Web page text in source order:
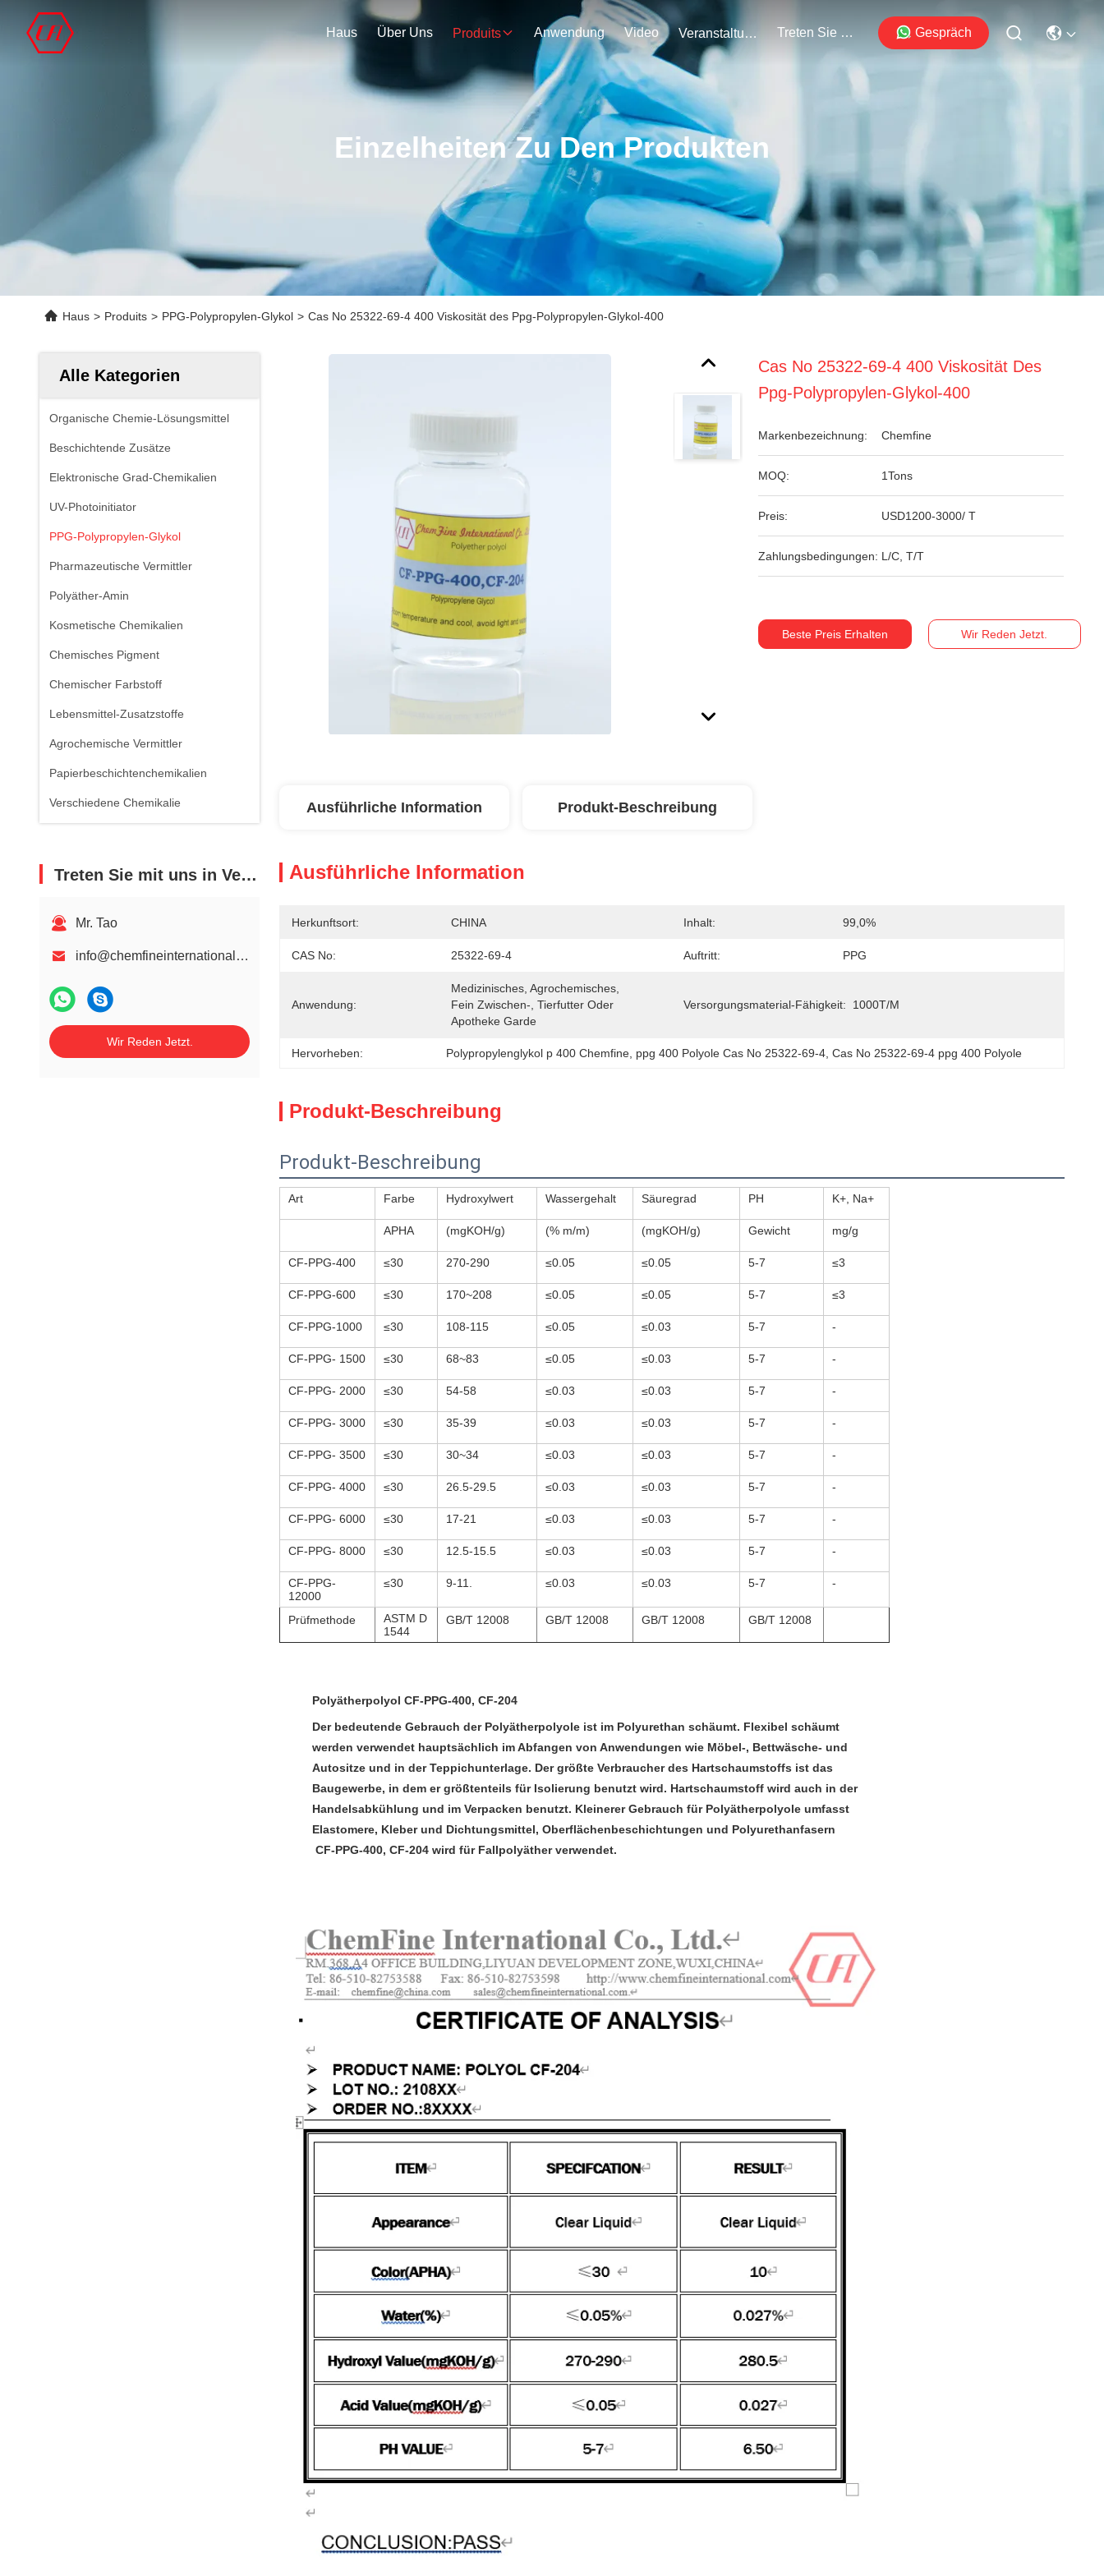
Haus Über Uns Produits Anwendung Video Veranstaltungen Treten Sie Mit Uns In Verbindung Gespräch
Einzelheiten Zu Den Produkten
Haus > Produits > PPG-Polypropylen-Glykol > Cas No 25322-69-4 400 Viskosität des Ppg-Polypropylen-Glykol-400
Alle Kategorien
Organische Chemie-Lösungsmittel
Beschichtende Zusätze
Elektronische Grad-Chemikalien
UV-Photoinitiator
PPG-Polypropylen-Glykol
Pharmazeutische Vermittler
Polyäther-Amin
Kosmetische Chemikalien
Chemisches Pigment
Chemischer Farbstoff
Lebensmittel-Zusatzstoffe
Agrochemische Vermittler
Papierbeschichtenchemikalien
Verschiedene Chemikalie
Treten Sie mit uns in Verbindung
Mr. Tao
info@chemfineinternational.com
Wir Reden Jetzt.
Cas No 25322-69-4 400 Viskosität Des
Ppg-Polypropylen-Glykol-400
Markenbezeichnung: Chemfine
MOQ: 1Tons
Preis: USD1200-3000/ T
Zahlungsbedingungen: L/C, T/T
Beste Preis Erhalten Wir Reden Jetzt.
Ausführliche Information Produkt-Beschreibung
Ausführliche Information
Herkunftsort: CHINA Inhalt: 99,0%
CAS No: 25322-69-4 Auftritt: PPG
Anwendung:
Medizinisches, Agrochemisches,
Fein Zwischen-, Tierfutter Oder
Apotheke Garde
Versorgungsmaterial-Fähigkeit: 1000T/M
Hervorheben: Polypropylenglykol p 400 Chemfine ppg 400 Polyole Cas No 25322-69-4 , Cas No 25322-69-4 ppg 400 Polyole
Produkt-Beschreibung
Produkt-Beschreibung
Art Farbe Hydroxylwert Wassergehalt Säuregrad PH K+, Na+
APHA (mgKOH/g) (% m/m) (mgKOH/g) Gewicht mg/g
CF-PPG-400 ≤30 270-290 ≤0.05 ≤0.05 5-7 ≤3
CF-PPG-600 ≤30 170~208 ≤0.05 ≤0.05 5-7 ≤3
CF-PPG-1000 ≤30 108-115 ≤0.05 ≤0.03 5-7 -
CF-PPG- 1500 ≤30 68~83 ≤0.05 ≤0.03 5-7 -
CF-PPG- 2000 ≤30 54-58 ≤0.03 ≤0.03 5-7 -
CF-PPG- 3000 ≤30 35-39 ≤0.03 ≤0.03 5-7 -
CF-PPG- 3500 ≤30 30~34 ≤0.03 ≤0.03 5-7 -
CF-PPG- 4000 ≤30 26.5-29.5 ≤0.03 ≤0.03 5-7 -
CF-PPG- 6000 ≤30 17-21 ≤0.03 ≤0.03 5-7 -
CF-PPG- 8000 ≤30 12.5-15.5 ≤0.03 ≤0.03 5-7 -
CF-PPG-
12000
≤30 9-11. ≤0.03 ≤0.03 5-7 -
Prüfmethode
ASTM D
1544
GB/T 12008 GB/T 12008 GB/T 12008 GB/T 12008
Polyätherpolyol CF-PPG-400, CF-204
Der bedeutende Gebrauch der Polyätherpolyole ist im Polyurethan schäumt. Flexibel schäumt
werden verwendet hauptsächlich im Abfangen von Anwendungen wie Möbel-, Bettwäsche- und
Autositze und in der Teppichunterlage. Der größte Verbraucher des Hartschaumstoffs ist das
Baugewerbe, in dem er größtenteils für Isolierung benutzt wird. Hartschaumstoff wird auch in der
Handelsabkühlung und im Verpacken benutzt. Kleinerer Gebrauch für Polyätherpolyole umfasst
Elastomere, Kleber und Dichtungsmittel, Oberflächenbeschichtungen und Polyurethanfasern
CF-PPG-400, CF-204 wird für Fallpolyäther verwendet.